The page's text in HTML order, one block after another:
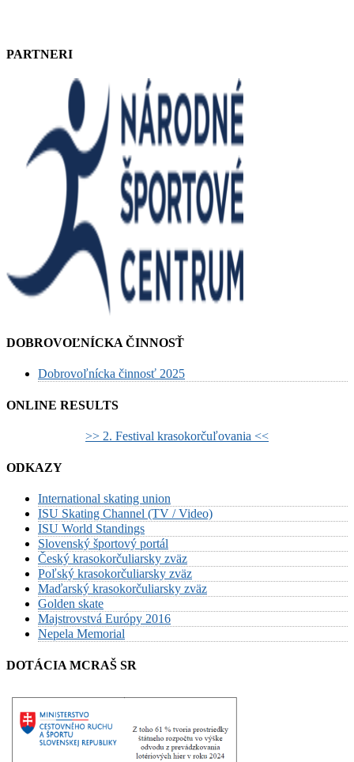
PARTNERI
DOBROVOĽNÍCKA ČINNOSŤ
Dobrovoľnícka činnosť 2025
ONLINE RESULTS
>> 2. Festival krasokorčuľovania <<
ODKAZY
International skating union
ISU Skating Channel (TV / Video)
ISU World Standings
Slovenský športový portál
Český krasokorčuliarsky zväz
Poľský krasokorčuliarsky zväz
Maďarský krasokorčuliarsky zväz
Golden skate
Majstrovstvá Európy 2016
Nepela Memorial
DOTÁCIA MCRAŠ SR